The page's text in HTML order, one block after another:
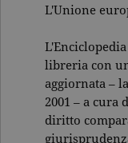
L'Unione
libreria con
aggiornata –
2001 – a cura
diritto